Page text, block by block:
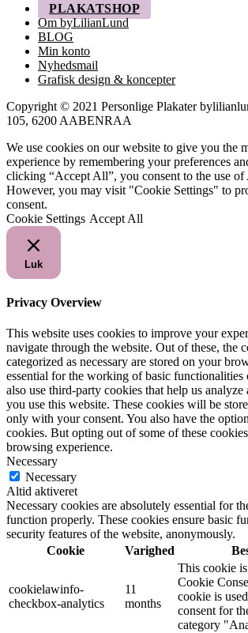
PLAKATSHOP
Om byLilianLund
BLOG
Min konto
Nyhedsmail
Grafisk design & koncepter
Copyright © 2021 Personlige Plakater
105, 6200 AABENRAA
We use cookies on our website to give you the
experience by remembering your preferences
clicking “Accept All”, you consent to the use
However, you may visit "Cookie Settings" to
consent.
Cookie Settings Accept All
Luk
Privacy Overview
This website uses cookies to improve your
navigate through the website. Out of these, the
categorized as necessary are stored on your
essential for the working of basic functionalities
also use third-party cookies that help us
you use this website. These cookies will be
only with your consent. You also have the
cookies. But opting out of some of these
browsing experience.
Necessary
Necessary
Altid aktiveret
Necessary cookies are absolutely essential for
function properly. These cookies ensure basic
security features of the website, anonymously.
Cookie
Varighed
cookielawinfo-
checkbox-analytics
11
months
This cookie
Cookie
cookie is
consent for
category